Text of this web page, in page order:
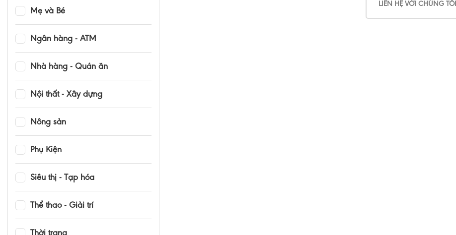
Mẹ và Bé
Ngân hàng - ATM
Nhà hàng - Quán ăn
Nội thất - Xây dựng
Nông sản
Phụ Kiện
Siêu thị - Tạp hóa
Thể thao - Giải trí
LIÊN HỆ VỚI CHÚNG TÔI